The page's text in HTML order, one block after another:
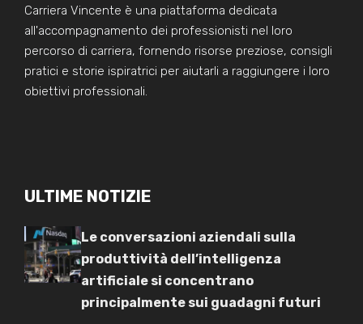
Carriera Vincente è una piattaforma dedicata
all'accompagnamento dei professionisti nel loro
percorso di carriera, fornendo risorse preziose, consigli
pratici e storie ispiratrici per aiutarli a raggiungere i loro
obiettivi professionali.
ULTIME NOTIZIE
Le conversazioni aziendali sulla
produttività dell’intelligenza
artificiale si concentrano
principalmente sui guadagni futuri